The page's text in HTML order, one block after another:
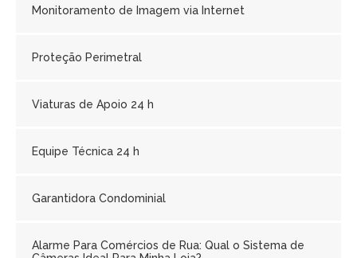
Monitoramento de Imagem via Internet
Proteção Perimetral
Viaturas de Apoio 24 h
Equipe Técnica 24 h
Garantidora Condominial
Alarme Para Comércios de Rua: Qual o Sistema de